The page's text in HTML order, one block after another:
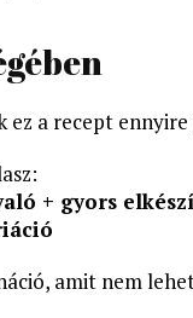
a recept ennyire
+ gyors
amit nem